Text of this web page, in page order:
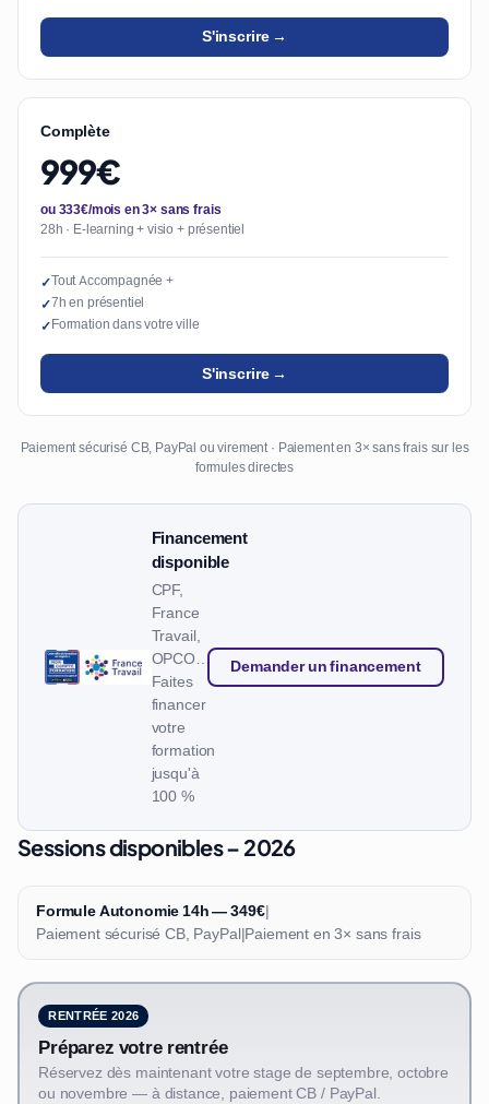
S'inscrire →
Complète
999€
ou 333€/mois en 3× sans frais
28h · E-learning + visio + présentiel
✓Tout Accompagnée +
✓7h en présentiel
✓Formation dans votre ville
S'inscrire →
Paiement sécurisé CB, PayPal ou virement · Paiement en 3× sans frais sur les
formules directes
Financement
disponible
CPF,
France
Travail,
OPCO…
Faites
financer
votre
formation
jusqu'à
100 %
Demander un financement
Sessions disponibles – 2026
Formule Autonomie 14h — 349€|
Paiement sécurisé CB, PayPal|Paiement en 3× sans frais
RENTRÉE 2026
Préparez votre rentrée
Réservez dès maintenant votre stage de septembre, octobre
ou novembre — à distance, paiement CB / PayPal.